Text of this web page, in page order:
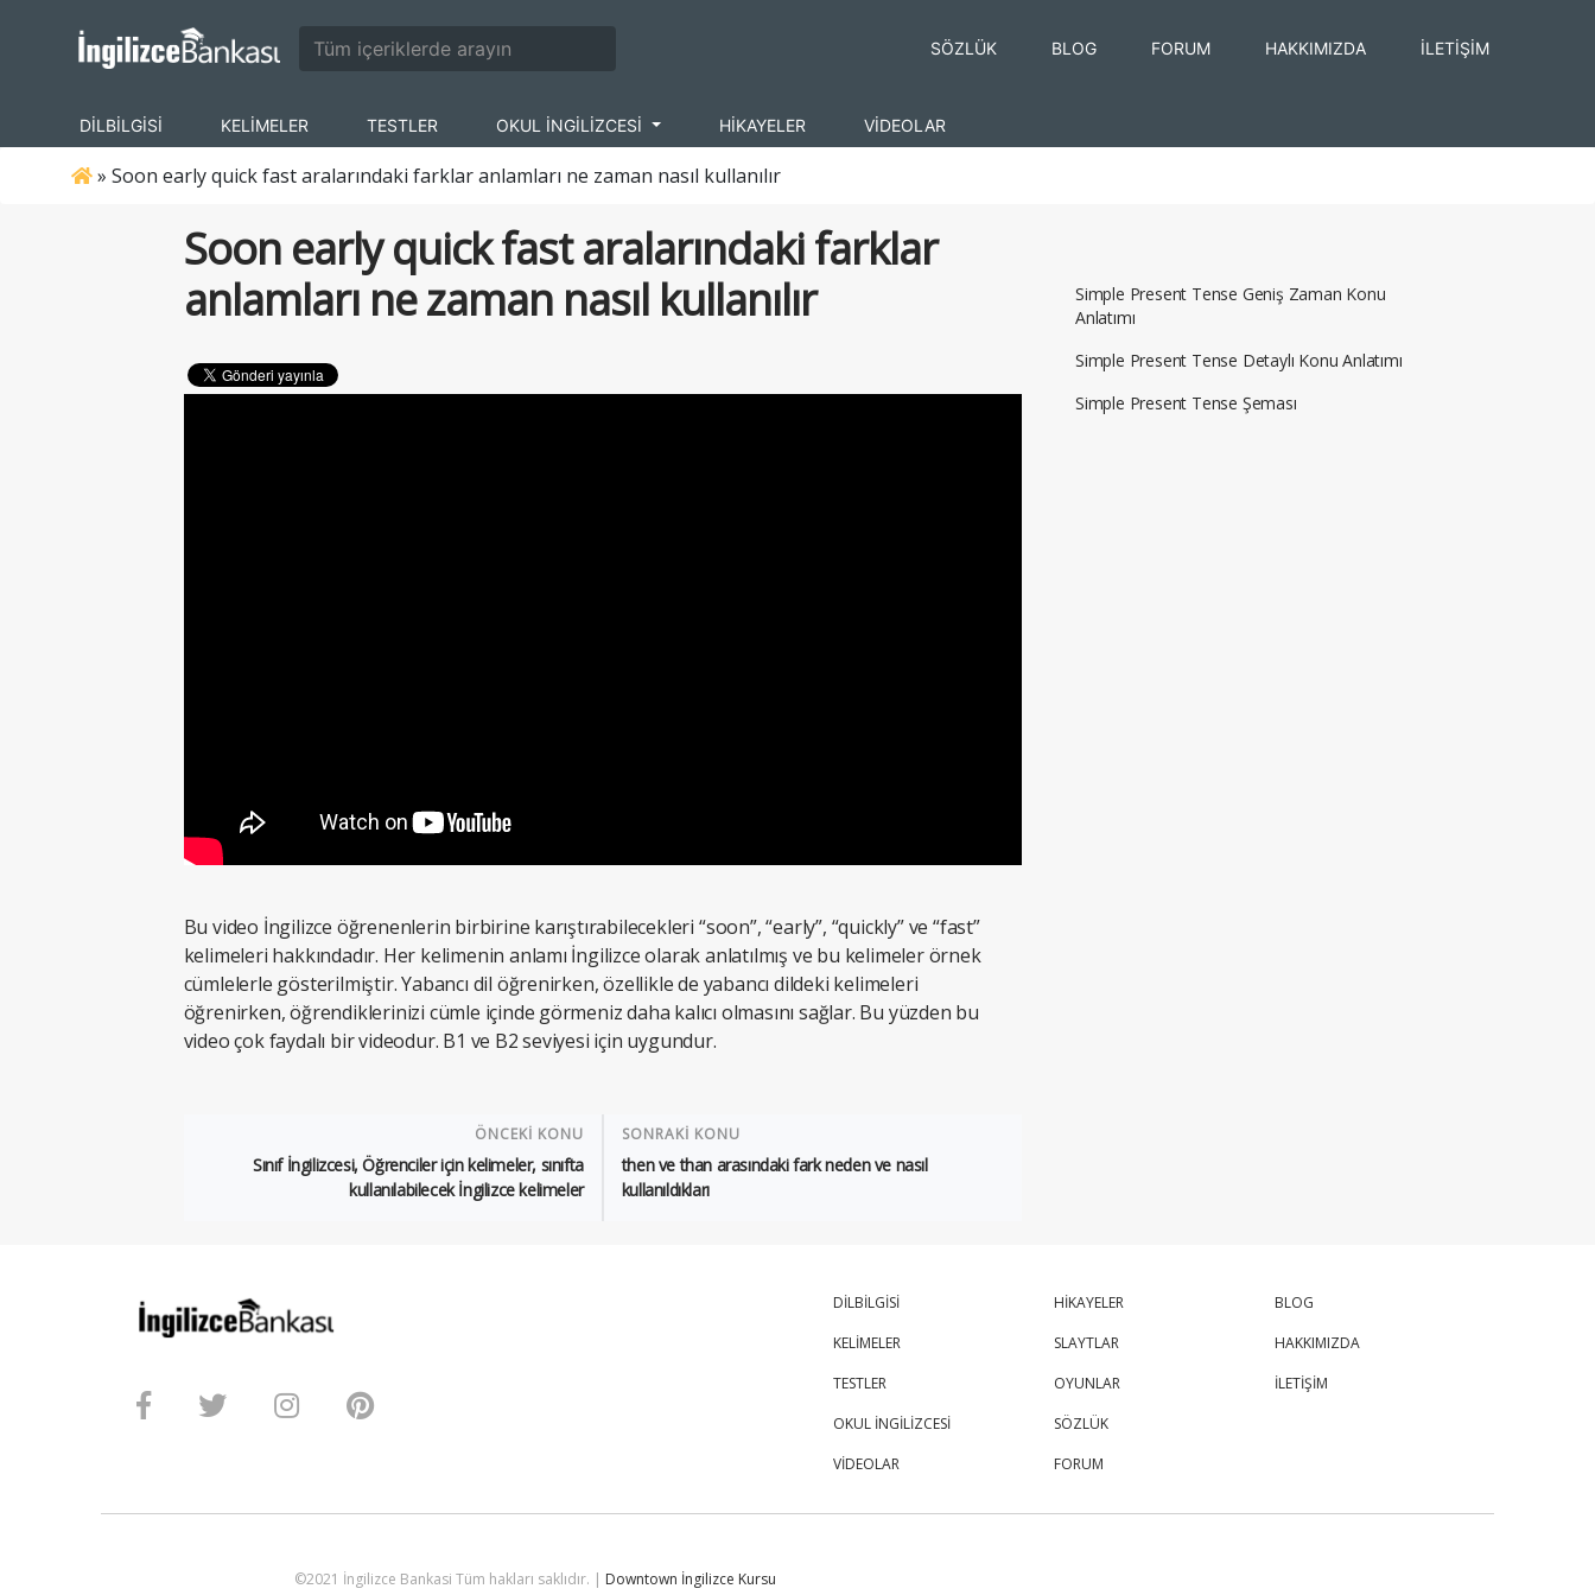
SÖZLÜK BLOG FORUM HAKKIMIZDA İLETİŞİM
DİLBİLGİSİ KELİMELER TESTLER OKUL İNGİLİZCESİ HİKAYELER VİDEOLAR
» Soon early quick fast aralarındaki farklar anlamları ne zaman nasıl kullanılır
Soon early quick fast aralarındaki farklar
anlamları ne zaman nasıl kullanılır
Bu video İngilizce öğrenenlerin birbirine karıştırabilecekleri “soon”, “early”, “quickly” ve “fast”
kelimeleri hakkındadır. Her kelimenin anlamı İngilizce olarak anlatılmış ve bu kelimeler örnek
cümlelerle gösterilmiştir. Yabancı dil öğrenirken, özellikle de yabancı dildeki kelimeleri
öğrenirken, öğrendiklerinizi cümle içinde görmeniz daha kalıcı olmasını sağlar. Bu yüzden bu
video çok faydalı bir videodur. B1 ve B2 seviyesi için uygundur.
ÖNCEKİ KONU
Sınıf İngilizcesi, Öğrenciler için kelimeler, sınıfta
kullanılabilecek İngilizce kelimeler
SONRAKİ KONU
then ve than arasındaki fark neden ve nasıl
kullanıldıkları
Simple Present Tense Geniş Zaman Konu
Anlatımı
Simple Present Tense Detaylı Konu Anlatımı
Simple Present Tense Şeması
DİLBİLGİSİ
KELİMELER
TESTLER
OKUL İNGİLİZCESİ
VİDEOLAR
HİKAYELER
SLAYTLAR
OYUNLAR
SÖZLÜK
FORUM
BLOG
HAKKIMIZDA
İLETİŞİM
©2021 İngilizce Bankasi Tüm hakları saklıdır. | Downtown İngilizce Kursu